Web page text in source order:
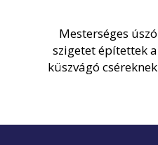
Mesterséges úszó
szigetet építettek a
küszvágó cséreknek